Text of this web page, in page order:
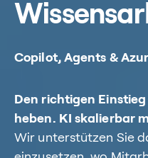
Copilot, Agents &
Den richtigen
heben. KI skalierbar
Wir unterstützen Sie